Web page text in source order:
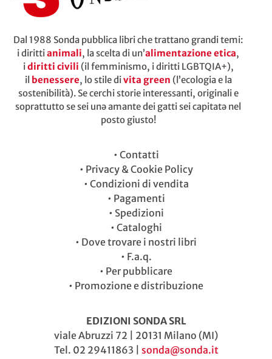
Dal 1988 Sonda pubblica libri che trattano grandi temi:
i dirittianimali, la scelta di un’alimentazione etica,
idiritti civili (il femminismo, i diritti LGBTQIA+),
il benessere, lo stile divita green (l’ecologia e la
sostenibilità). Se cerchi storie interessanti, originali e
soprattutto se sei unə amante dei gatti sei capitatə nel
posto giusto!
• Contatti
• Privacy & Cookie Policy
• Condizioni di vendita
• Pagamenti
• Spedizioni
• Cataloghi
• Dove trovare i nostri libri
• F.a.q.
• Per pubblicare
• Promozione e distribuzione
EDIZIONI SONDA SRL
viale Abruzzi 72 | 20131 Milano (MI)
Tel. 02 29411863 | sonda@sonda.it